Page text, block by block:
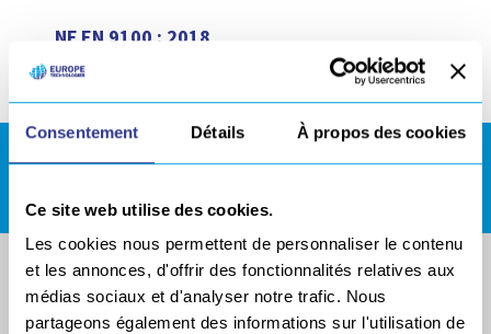
Consentement Détails À propos des cookies
Ce site web utilise des cookies.
Les cookies nous permettent de personnaliser le contenu
et les annonces, d'offrir des fonctionnalités relatives aux
médias sociaux et d'analyser notre trafic. Nous
partageons également des informations sur l'utilisation de
NF EN 9100 : 2018
REJOIGNEZ NOUS !